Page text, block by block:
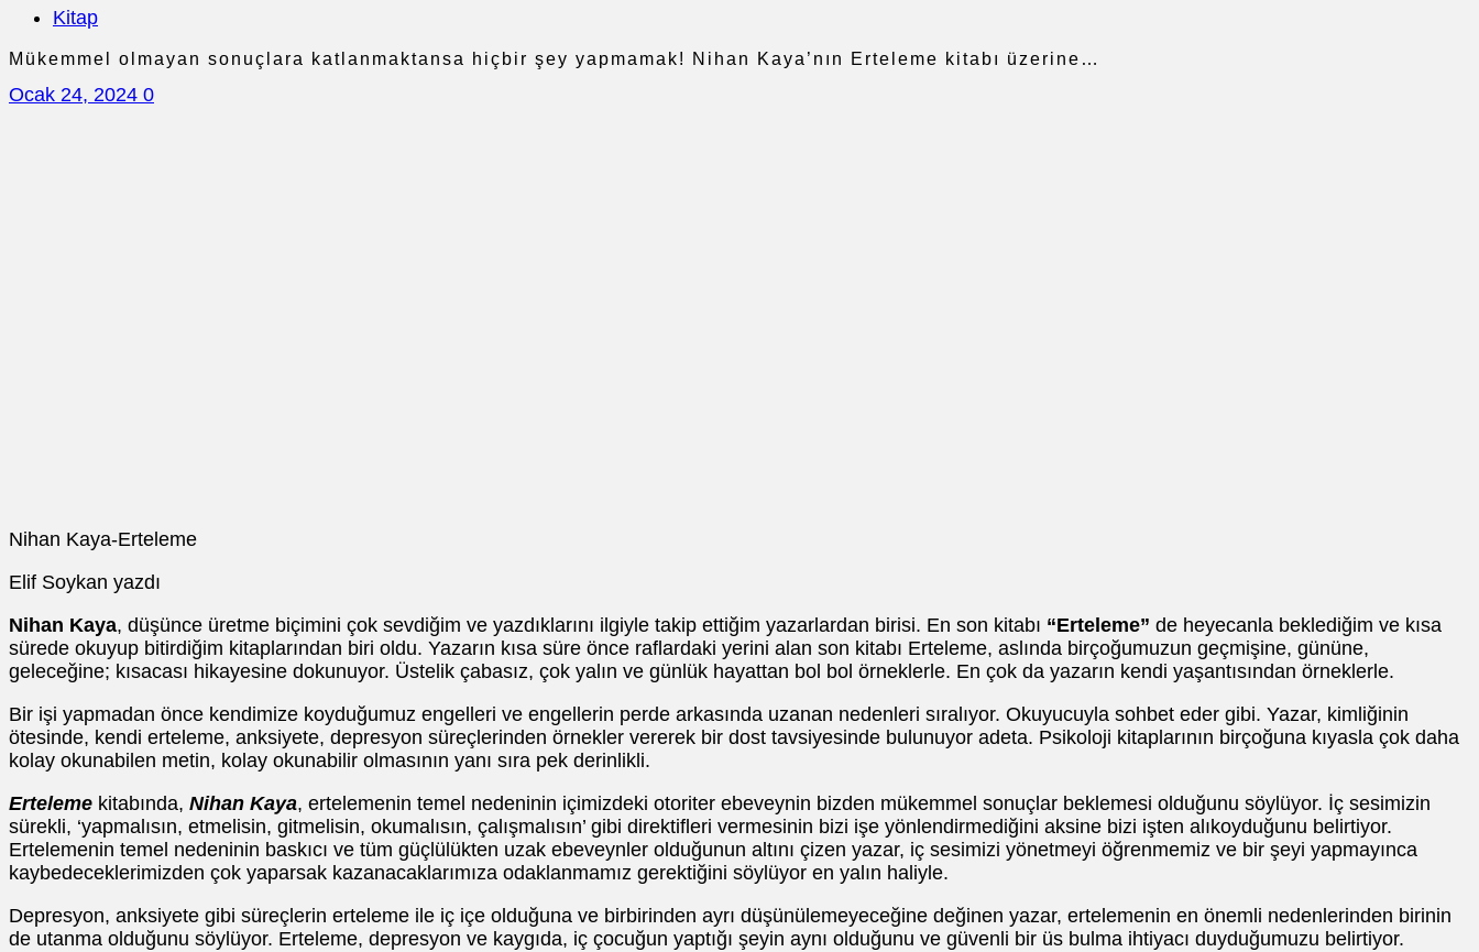
Kitap
Mükemmel olmayan sonuçlara katlanmaktansa hiçbir şey yapmamak! Nihan Kaya’nın Erteleme kitabı üzerine…
Ocak 24, 2024 0
Nihan Kaya-Erteleme
Elif Soykan yazdı
Nihan Kaya, düşünce üretme biçimini çok sevdiğim ve yazdıklarını ilgiyle takip ettiğim yazarlardan birisi. En son kitabı “Erteleme” de heyecanla beklediğim ve kısa
sürede okuyup bitirdiğim kitaplarından biri oldu. Yazarın kısa süre önce raflardaki yerini alan son kitabı Erteleme, aslında birçoğumuzun geçmişine, gününe,
geleceğine; kısacası hikayesine dokunuyor. Üstelik çabasız, çok yalın ve günlük hayattan bol bol örneklerle. En çok da yazarın kendi yaşantısından örneklerle.
Bir işi yapmadan önce kendimize koyduğumuz engelleri ve engellerin perde arkasında uzanan nedenleri sıralıyor. Okuyucuyla sohbet eder gibi. Yazar, kimliğinin
ötesinde, kendi erteleme, anksiyete, depresyon süreçlerinden örnekler vererek bir dost tavsiyesinde bulunuyor adeta. Psikoloji kitaplarının birçoğuna kıyasla çok daha
kolay okunabilen metin, kolay okunabilir olmasının yanı sıra pek derinlikli.
Erteleme kitabında, Nihan Kaya, ertelemenin temel nedeninin içimizdeki otoriter ebeveynin bizden mükemmel sonuçlar beklemesi olduğunu söylüyor. İç sesimizin
sürekli, ‘yapmalısın, etmelisin, gitmelisin, okumalısın, çalışmalısın’ gibi direktifleri vermesinin bizi işe yönlendirmediğini aksine bizi işten alıkoyduğunu belirtiyor.
Ertelemenin temel nedeninin baskıcı ve tüm güçlülükten uzak ebeveynler olduğunun altını çizen yazar, iç sesimizi yönetmeyi öğrenmemiz ve bir şeyi yapmayınca
kaybedeceklerimizden çok yaparsak kazanacaklarımıza odaklanmamız gerektiğini söylüyor en yalın haliyle.
Depresyon, anksiyete gibi süreçlerin erteleme ile iç içe olduğuna ve birbirinden ayrı düşünülemeyeceğine değinen yazar, ertelemenin en önemli nedenlerinden birinin
de utanma olduğunu söylüyor. Erteleme, depresyon ve kaygıda, iç çocuğun yaptığı şeyin aynı olduğunu ve güvenli bir üs bulma ihtiyacı duyduğumuzu belirtiyor.